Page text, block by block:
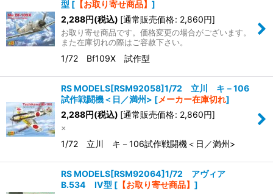
型 [ 【お取り寄せ商品】 ]
2,288円(税込) [通常販売価格: 2,860円]
お取り寄せ商品です。価格変更の場合がございます。
また在庫切れの際はご容赦下さい。
1/72 Bf109X 試作型
RS MODELS[RSM92058]1/72 立川 キ－106
試作戦闘機＜日／満州> [メーカー在庫切れ]
2,288円(税込) [通常販売価格: 2,860円]
×
1/72 立川 キ－106試作戦闘機＜日／満州>
RS MODELS[RSM92064]1/72 アヴィア
B.534 IV型 [ 【お取り寄せ商品】 ]